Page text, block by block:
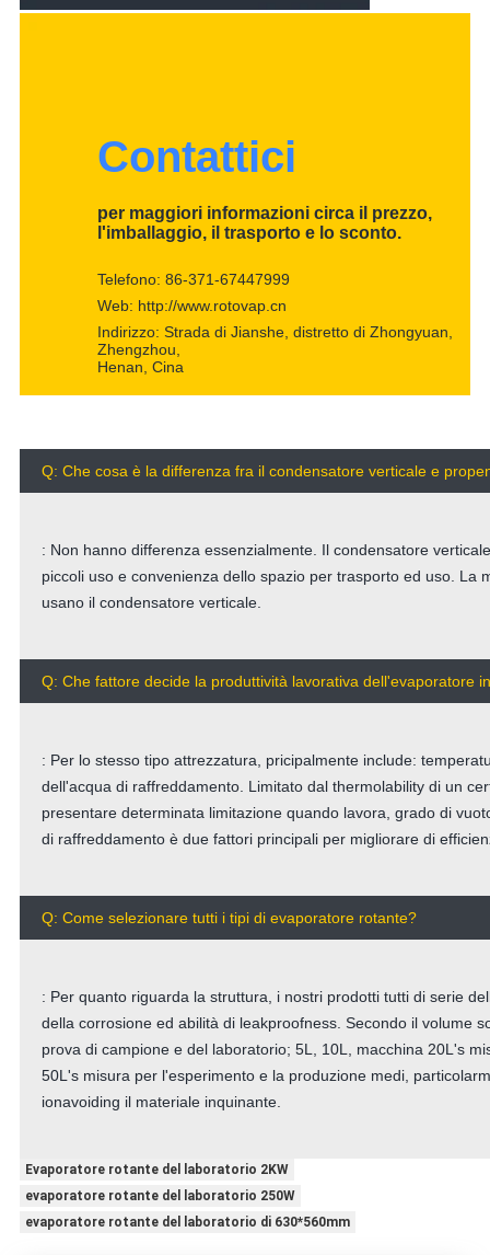
Contattici
per maggiori informazioni circa il prezzo,
l'imballaggio, il trasporto e lo sconto.
Telefono: 86-371-67447999
Web: http://www.rotovap.cn
Indirizzo: Strada di Jianshe, distretto di Zhongyuan,
Zhengzhou,
Henan, Cina
Q: Che cosa è la differenza fra il condensatore verticale e
: Non hanno differenza essenzialmente. Il condensatore
piccoli uso e convenienza dello spazio per trasporto ed uso. La
usano il condensatore verticale.
Q: Che fattore decide la produttività lavorativa dell'evaporatore
: Per lo stesso tipo attrezzatura, pricipalmente include:
dell'acqua di raffreddamento. Limitato dal thermolability di un
presentare determinata limitazione quando lavora, grado di
di raffreddamento è due fattori principali per migliorare di
Q: Come selezionare tutti i tipi di evaporatore rotante?
: Per quanto riguarda la struttura, i nostri prodotti tutti di serie
della corrosione ed abilità di leakproofness. Secondo il volume
prova di campione e del laboratorio; 5L, 10L, macchina 20L's
50L's misura per l'esperimento e la produzione medi,
ionavoiding il materiale inquinante.
Evaporatore rotante del laboratorio 2KW
evaporatore rotante del laboratorio 250W
evaporatore rotante del laboratorio di 630*560mm